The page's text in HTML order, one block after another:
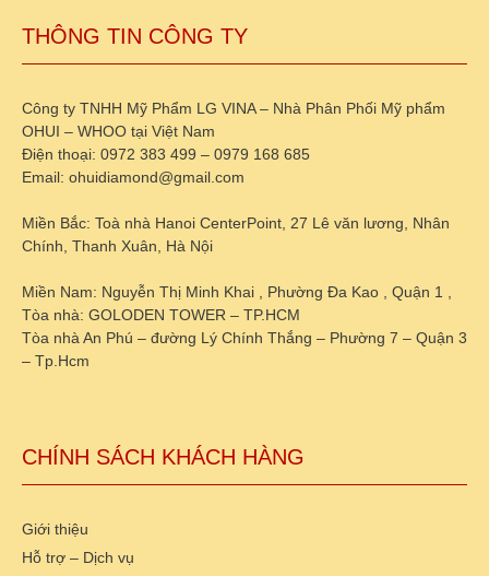
THÔNG TIN CÔNG TY
Công ty TNHH Mỹ Phẩm LG VINA – Nhà Phân Phối Mỹ phẩm
OHUI – WHOO tại Việt Nam
Điện thoại: 0972 383 499 – 0979 168 685
Email: ohuidiamond@gmail.com
Miền Bắc: Toà nhà Hanoi CenterPoint, 27 Lê văn lương, Nhân
Chính, Thanh Xuân, Hà Nội
Miền Nam: Nguyễn Thị Minh Khai , Phường Đa Kao , Quận 1 ,
Tòa nhà: GOLODEN TOWER – TP.HCM
Tòa nhà An Phú – đường Lý Chính Thắng – Phường 7 – Quận 3
– Tp.Hcm
CHÍNH SÁCH KHÁCH HÀNG
Giới thiệu
Hỗ trợ – Dịch vụ